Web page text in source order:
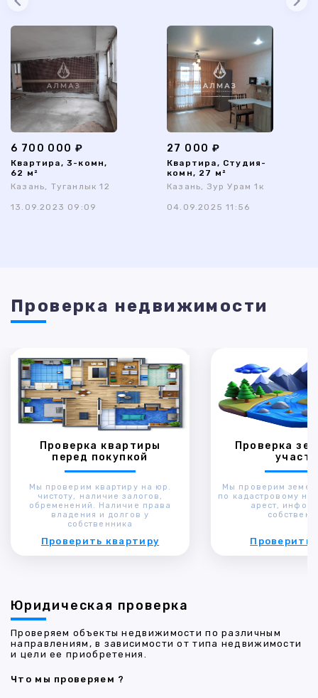
6 700 000 ₽
Квартира, 3-комн,
62 м²
Казань, Туганлык 12
13.09.2023 09:09
27 000 ₽
Квартира, Студия-
комн, 27 м²
Казань, Зур Урам 1к
04.09.2025 11:56
Проверка недвижимости
Проверка квартиры
перед покупкой
Мы проверим квартиру на юр.
чистоту, наличие залогов,
обременений. Наличие права
владения и долгов у
собственника
Проверить квартиру
Проверка
Мы проверим
по кадастровому
арест,
Проверить
Юридическая проверка
Проверяем объекты недвижимости по различным
направлениям, в зависимости от типа недвижимости
и цели ее приобретения.
Что мы проверяем ?